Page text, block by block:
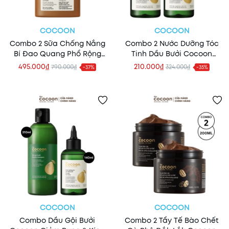
COCOON
Combo 2 Sữa Chống Nắng
Bí Đao Quang Phổ Rộng
Cocoon Winter Melon Sun
Fluid SPF50+ 50ml
495.000₫ 790.000₫ -37%
COCOON
Combo 2 Nước Dưỡng Tóc
Tinh Dầu Bưởi Cocoon
Pomelo Hair Tonic 140ml
210.000₫ 324.000₫ -35%
COCOON
Combo Dầu Gội Bưởi
COCOON
Combo 2 Tẩy Tế Bào Chết